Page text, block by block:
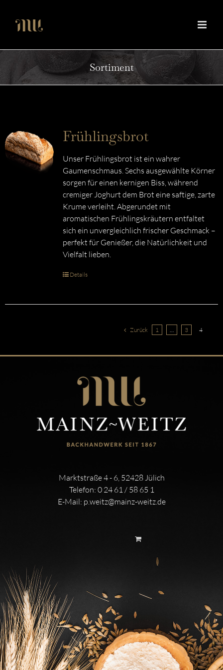
Inhalt
springen
Sortiment
Frühlingsbrot
Unser Frühlingsbrot ist ein wahrer
Gaumenschmaus. Sechs ausgewählte Körner
sorgen für einen kernigen Biss, während
cremiger Joghurt dem Brot eine saftige, zarte
Krume verleiht. Abgerundet mit
aromatischen Frühlingskräutern entfaltet
sich ein unvergleichlich frischer Geschmack –
perfekt für Genießer, die Natürlichkeit und
Vielfalt lieben.
Details
Zurück 1 … 3 4
Marktstraße 4 - 6, 52428 Jülich
Telefon: 0 24 61 / 58 65 1
E-Mail: p.weitz@mainz-weitz.de